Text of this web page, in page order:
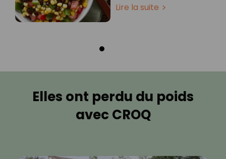
Lire la suite
Elles ont perdu du poids
avec CROQ